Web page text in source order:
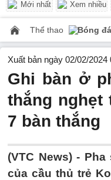
Mới nhất Xem nhiều
Thể thao Bóng
Xuất bản ngày 02/02/2024
Ghi bàn ở
thắng nghẹt
7 bàn thắng
(VTC News) - Pha
của cầu thủ trẻ